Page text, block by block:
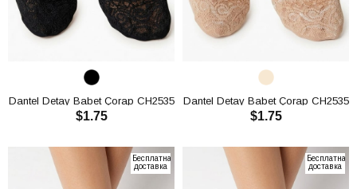
Dantel Detay Babet Çorap CH2535
$1.75
Dantel Detay Babet Çorap CH2535
$1.75
Бесплатная
доставка
Бесплатная
доставка